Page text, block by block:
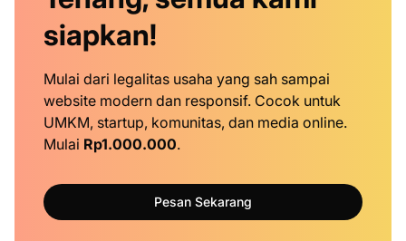
siapkan!
Mulai dari legalitas usaha yang sah sampai
website modern dan responsif. Cocok untuk
UMKM, startup, komunitas, dan media online.
Mulai Rp1.000.000.
Pesan Sekarang